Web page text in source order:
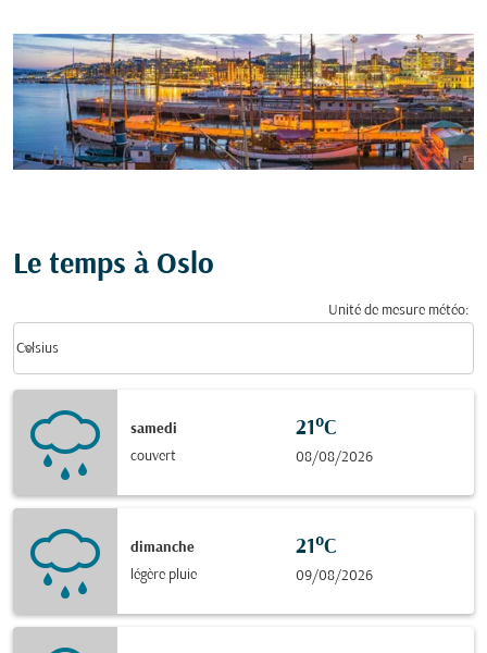
Le temps à Oslo
Unité de mesure météo:
Celsius
keyboard_arrow_down
samedi
couvert
21°C
08/08/2026
dimanche
légère pluie
21°C
09/08/2026